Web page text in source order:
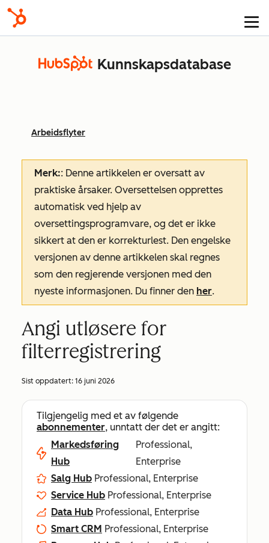
Kunnskapsdatabase
Arbeidsflyter
Merk:: Denne artikkelen er oversatt av
praktiske årsaker. Oversettelsen opprettes
automatisk ved hjelp av
oversettingsprogramvare, og det er ikke
sikkert at den er korrekturlest. Den engelske
versjonen av denne artikkelen skal regnes
som den regjerende versjonen med den
nyeste informasjonen. Du finner den her.
Angi utløsere for
filterregistrering
Sist oppdatert: 16 juni 2026
Tilgjengelig med et av følgende
abonnementer, unntatt der det er angitt:
Markedsføring
Hub
Professional,
Enterprise
Salg Hub Professional, Enterprise
Service Hub Professional, Enterprise
Data Hub Professional, Enterprise
Smart CRM Professional, Enterprise